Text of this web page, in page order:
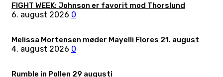
FIGHT WEEK: Johnson er favorit mod Thorslund
6. august 2026 0
Melissa Mortensen møder Mayelli Flores 21. august
4. august 2026 0
Rumble in Pollen 29 augusti